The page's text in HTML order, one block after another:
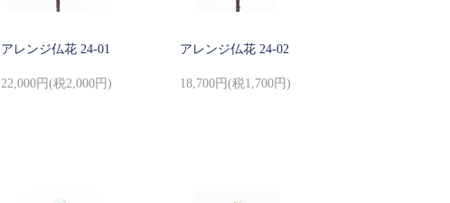
アレンジ仏花 24-01
22,000円(税2,000円)
アレンジ仏花 24-02
18,700円(税1,700円)